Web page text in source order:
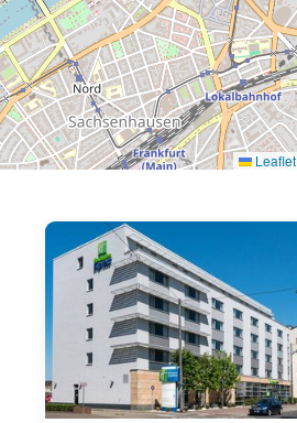
Leaflet